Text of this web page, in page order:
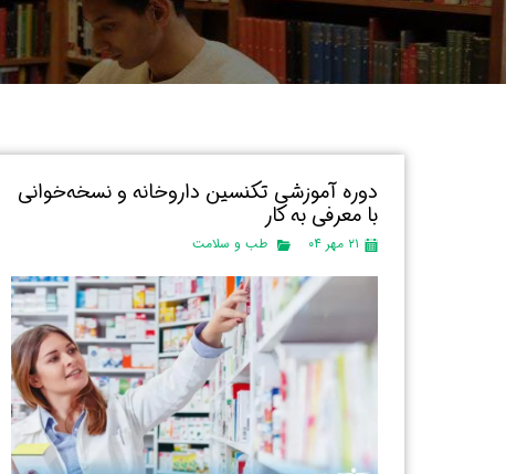
دوره آموزشی تکنسین داروخانه و نسخه‌خوانی
با معرفی به کار
۲۱ مهر ۰۴ طب و سلامت